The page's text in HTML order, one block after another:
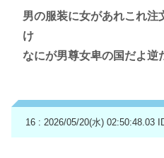
男の服装に女があれこれ注
け
なにが男尊女卑の国だよ逆
16 : 2026/05/20(水) 02:50:48.03